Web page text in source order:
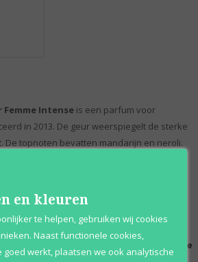
Femme Intense is een parfum voor
in 2013. De geur weerspiegelt de sterke
De topnoten bevatten mandarijn en neroli.
tuberoos en oranjebloesem. De
en sandelhout.
voordelig
100% originele
parfums
en kleuren
te helpen, gebruiken wij cookies
Naast functionele cookies,
werkt, plaatsen we ook analytische